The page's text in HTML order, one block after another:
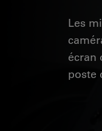
Les
écran
poste